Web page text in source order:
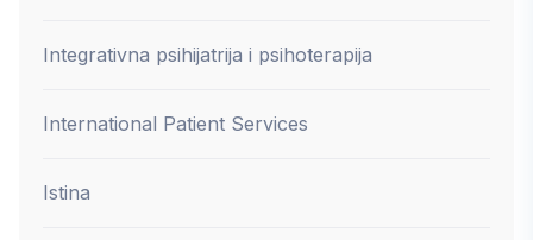
Integrativna psihijatrija i psihoterapija
International Patient Services
Istina